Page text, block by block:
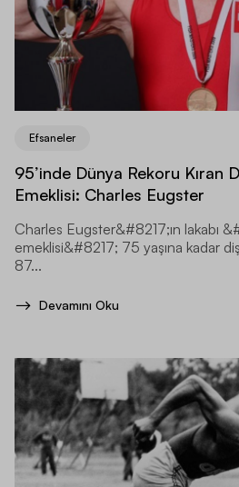
Efsaneler
95’inde Dünya Rekoru Kıran
Emeklisi: Charles Eugster
Charles Eugster&#8217;ın lakabı
emeklisi&#8217; 75 yaşına kadar
87...
Devamını Oku